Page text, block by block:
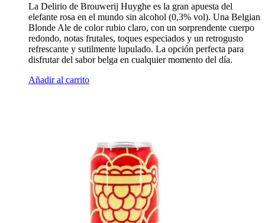
La Delirio de Brouwerij Huyghe es la gran apuesta del
elefante rosa en el mundo sin alcohol (0,3% vol). Una Belgian
Blonde Ale de color rubio claro, con un sorprendente cuerpo
redondo, notas frutales, toques especiados y un retrogusto
refrescante y sutilmente lupulado. La opción perfecta para
disfrutar del sabor belga en cualquier momento del día.
Añadir al carrito